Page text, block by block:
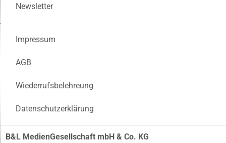
Newsletter
Impressum
AGB
Wiederrufsbelehreung
Datenschutzerklärung
B&L MedienGesellschaft mbH & Co. KG